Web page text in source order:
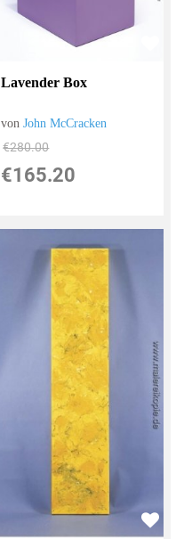
Lavender Box
vonJohn McCracken
€280.00
€165.20